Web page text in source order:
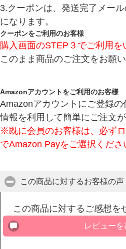
3.クーポンは、発送完了メー
になります。
クーポンをご利用のお客様
購入画面のSTEP３でご利用を
このまま商品のご注文をお願い
Amazonアカウントをご利用のお客様
Amazonアカウントにご登録
情報を利用して簡単にご注文が
※既に会員のお客様は、必ず
でAmazon Payをご選択くださ
この商品に対するお客様の声
この商品に対するご感想を
レビューを